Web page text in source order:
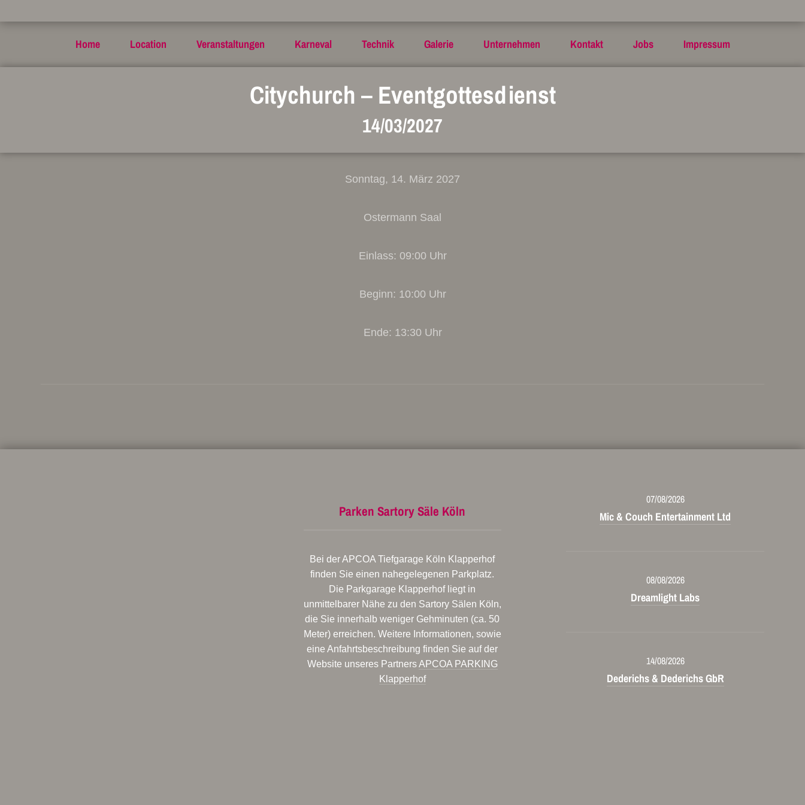
Home Location Veranstaltungen Karneval Technik Galerie Unternehmen Kontakt Jobs Impressum
Citychurch – Eventgottesdienst
14/03/2027
Sonntag, 14. März 2027
Ostermann Saal
Einlass: 09:00 Uhr
Beginn: 10:00 Uhr
Ende: 13:30 Uhr
Parken Sartory Säle Köln
Bei der APCOA Tiefgarage Köln Klapperhof
finden Sie einen nahegelegenen Parkplatz.
Die Parkgarage Klapperhof liegt in
unmittelbarer Nähe zu den Sartory Sälen Köln,
die Sie innerhalb weniger Gehminuten (ca. 50
Meter) erreichen. Weitere Informationen, sowie
eine Anfahrtsbeschreibung finden Sie auf der
Website unseres PartnersAPCOA PARKING
Klapperhof
07/08/2026
Mic & Couch Entertainment Ltd
08/08/2026
Dreamlight Labs
14/08/2026
Dederichs & Dederichs GbR